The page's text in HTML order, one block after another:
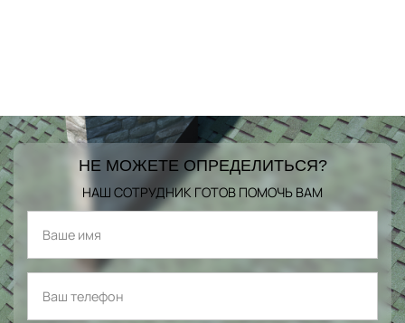
НЕ МОЖЕТЕ ОПРЕДЕЛИТЬСЯ?
НАШ СОТРУДНИК ГОТОВ ПОМОЧЬ ВАМ